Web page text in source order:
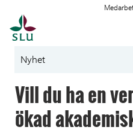
Nyhet
Vill du ha en
ökad